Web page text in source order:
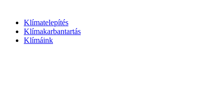
Klímatelepítés
Klímakarbantartás
Klímáink